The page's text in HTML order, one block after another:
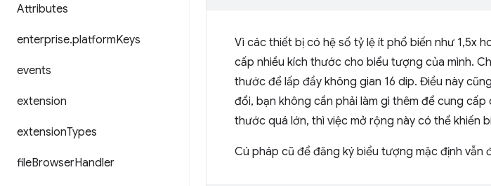
Attributes
enterprise.platformKeys
events
extension
extensionTypes
fileBrowserHandler
Vì các thiết bị có hệ số tỷ lệ ít phổ biến như 1,5x
cấp nhiều kích thước cho biểu tượng của mình.
thước để lấp đầy không gian 16 dip. Điều này
đổi, bạn không cần phải làm gì thêm để cung
thước quá lớn, thì việc mở rộng này có thể khiến
Cú pháp cũ để đăng ký biểu tượng mặc định vẫn